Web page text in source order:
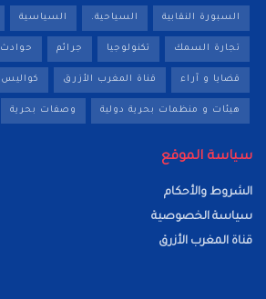
السبورة النقابية السياحية. السياسية
تجارة السمك تكنولوجيا جرائم حوادث
قضايا و آراء قناة المغرب الأزرق كواليس
هيئات و منظمات بحرية دولية وصفات بحرية
سياسة الموقع
الشروط والأحكام
سياسة الخصوصية
قناة المغرب الأزرق